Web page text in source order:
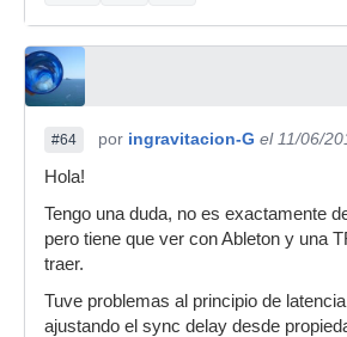
#64 por ingravitacion-G el 11/06/
Hola!
Tengo una duda, no es exactamente
pero tiene que ver con Ableton y una
traer.
Tuve problemas al principio de
ajustando el sync delay desde